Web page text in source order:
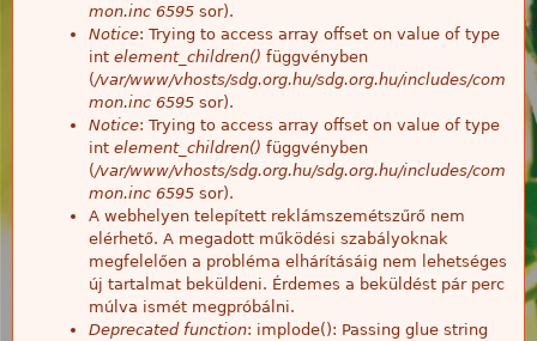
mon.inc 6595 sor).
Notice: Trying to access array offset on value of type
int element_children() függvényben
(/var/www/vhosts/sdg.org.hu/sdg.org.hu/includes/com
mon.inc 6595 sor).
Notice: Trying to access array offset on value of type
int element_children() függvényben
(/var/www/vhosts/sdg.org.hu/sdg.org.hu/includes/com
mon.inc 6595 sor).
A webhelyen telepített reklámszemétszűrő nem
elérhető. A megadott működési szabályoknak
megfelelően a probléma elhárításáig nem lehetséges
új tartalmat beküldeni. Érdemes a beküldést pár perc
múlva ismét megpróbálni.
Deprecated function: implode(): Passing glue string